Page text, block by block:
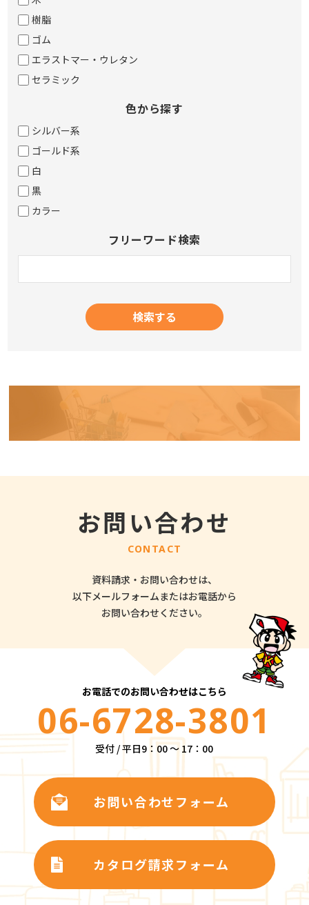
樹脂
ゴム
エラストマー・ウレタン
セラミック
色から探す
シルバー系
ゴールド系
白
黒
カラー
フリーワード検索
お問い合わせ
CONTACT
資料請求・お問い合わせは、
以下メールフォームまたはお電話から
お問い合わせください。
お電話でのお問い合わせはこちら
06-6728-3801
受付 / 平日9：00 ～ 17：00
お問い合わせフォーム
カタログ請求フォーム